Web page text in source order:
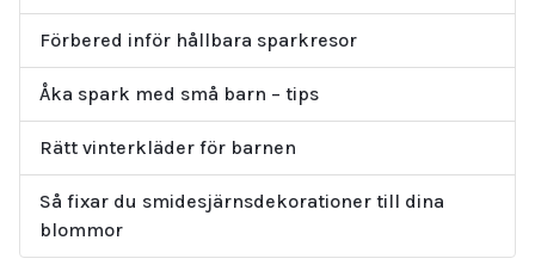
Förbered inför hållbara sparkresor
Åka spark med små barn – tips
Rätt vinterkläder för barnen
Så fixar du smidesjärnsdekorationer till dina
blommor